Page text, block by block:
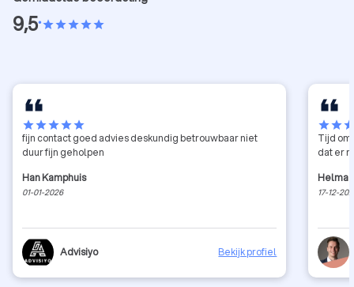
9,5•starstarstarstarstar
starstarstarstarstar
fijn contact goed advies deskundig betrouwbaar niet
duur fijn geholpen
Han Kamphuis
01-01-2026
Advisiyo Bekijk profiel
starstar
Tijd om
dat er
Helma
17-12-